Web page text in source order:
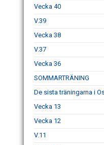
Vecka 40
V.39
Vecka 38
V.37
Vecka 36
SOMMARTRÄNING
De sista träningarna i
Vecka 13
Vecka 12
V.11